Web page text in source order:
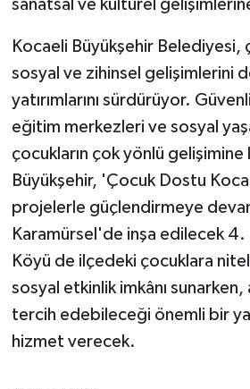
sanatsal ve kültürel
Kocaeli Büyükşehir Belediyesi,
sosyal ve zihinsel gelişimlerini
yatırımlarını sürdürüyor.
eğitim merkezleri ve sosyal
çocukların çok yönlü gelişimine
Büyükşehir, 'Çocuk Dostu
projelerle güçlendirmeye
Karamürsel'de inşa edilecek
Köyü de ilçedeki çocuklara
sosyal etkinlik imkânı
tercih edebileceği önemli bir
hizmet verecek.